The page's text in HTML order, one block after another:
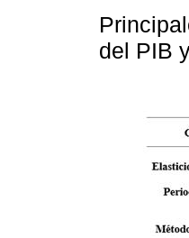
del PIB